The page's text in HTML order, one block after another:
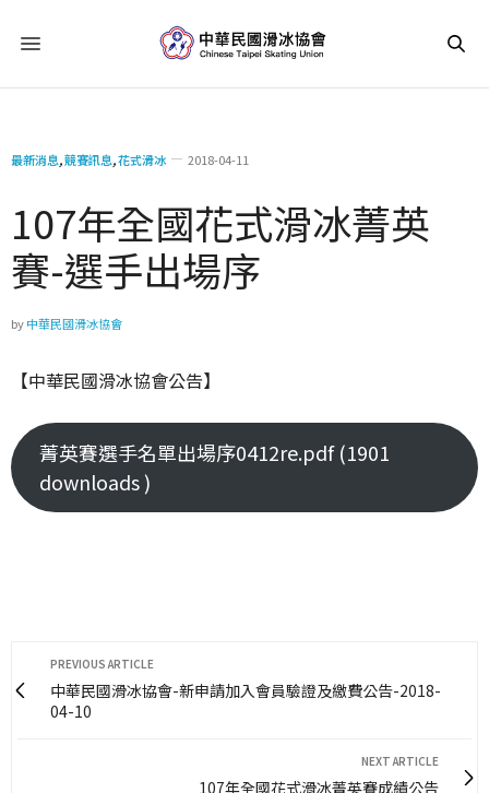
最新消息,競賽訊息,花式滑冰 2018-04-11
107年全國花式滑冰菁英
賽-選手出場序
by中華民國滑冰協會
【中華民國滑冰協會公告】
菁英賽選手名單出場序0412re.pdf (1901
downloads )
PREVIOUS ARTICLE
中華民國滑冰協會-新申請加入會員驗證及繳費公告-2018-
04-10
NEXT ARTICLE
107年全國花式滑冰菁英賽成績公告